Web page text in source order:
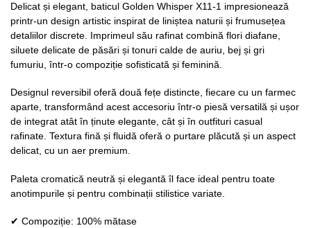
Delicat și elegant, baticul Golden Whisper X11-1 impresionează
printr-un design artistic inspirat de liniștea naturii și frumusețea
detaliilor discrete. Imprimeul său rafinat combină flori diafane,
siluete delicate de păsări și tonuri calde de auriu, bej și gri
fumuriu, într-o compoziție sofisticată și feminină.
Designul reversibil oferă două fețe distincte, fiecare cu un farmec
aparte, transformând acest accesoriu într-o piesă versatilă și ușor
de integrat atât în ținute elegante, cât și în outfituri casual
rafinate. Textura fină și fluidă oferă o purtare plăcută și un aspect
delicat, cu un aer premium.
Paleta cromatică neutră și elegantă îl face ideal pentru toate
anotimpurile și pentru combinații stilistice variate.
✔ Compoziție: 100% mătase